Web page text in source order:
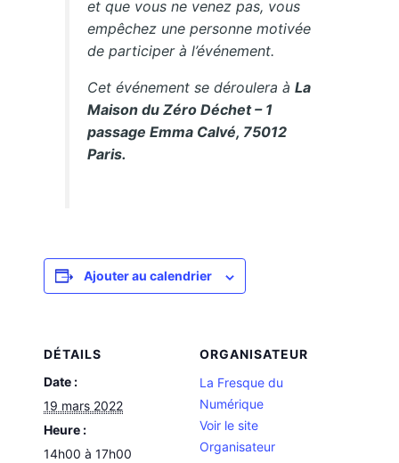
et que vous ne venez pas, vous
empêchez une personne motivée
de participer à l’événement.
Cet événement se déroulera àLa
Maison du Zéro Déchet – 1
passage Emma Calvé, 75012
Paris.
Ajouter au calendrier
DÉTAILS
Date :
19 mars 2022
Heure :
14h00 à 17h00
ORGANISATEUR
La Fresque du
Numérique
Voir le site
Organisateur